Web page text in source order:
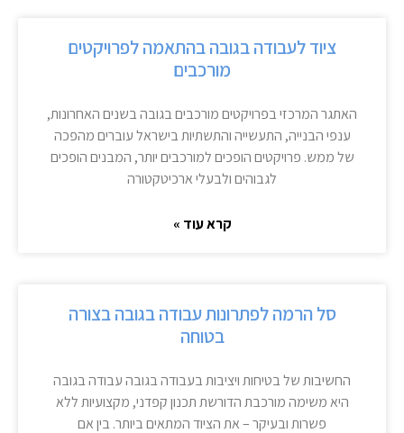
ציוד לעבודה בגובה בהתאמה לפרויקטים
מורכבים
האתגר המרכזי בפרויקטים מורכבים בגובה בשנים האחרונות,
ענפי הבנייה, התעשייה והתשתיות בישראל עוברים מהפכה
של ממש. פרויקטים הופכים למורכבים יותר, המבנים הופכים
לגבוהים ולבעלי ארכיטקטורה
קרא עוד »
סל הרמה לפתרונות עבודה בגובה בצורה
בטוחה
החשיבות של בטיחות ויציבות בעבודה בגובה עבודה בגובה
היא משימה מורכבת הדורשת תכנון קפדני, מקצועיות ללא
פשרות ובעיקר – את הציוד המתאים ביותר. בין אם